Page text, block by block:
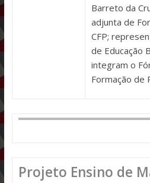
Barreto da
adjunta de
CFP;
de Educação
integram o
Formação de
Projeto Ensino de